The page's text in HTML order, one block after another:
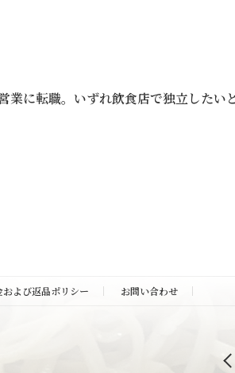
業に転職。いずれ飲食店で独立した
および返品ポリシー お問い合わせ